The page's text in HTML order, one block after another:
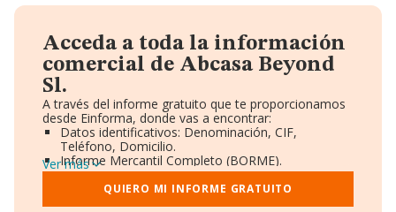
Acceda a toda la información
comercial de Abcasa Beyond
Sl.
A través del informe gratuito que te proporcionamos
desde Einforma, donde vas a encontrar:
Datos identificativos: Denominación, CIF,
Teléfono, Domicilio.
Informe Mercantil Completo (BORME).
Gráficos de Evolución Ventas y Empleados.
Consejo de Administración y Administradores.
Directivos y Ejecutivos.
Ver más
QUIERO MI INFORME GRATUITO